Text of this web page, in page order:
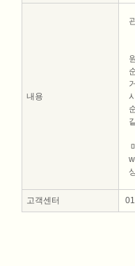
내용
고객센터